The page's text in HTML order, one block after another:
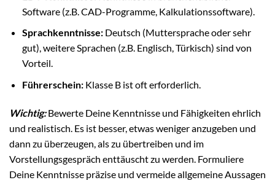
Software (z.B. CAD-Programme, Kalkulationssoftware).
Sprachkenntnisse:Deutsch (Muttersprache oder sehr
gut), weitere Sprachen (z.B. Englisch, Türkisch) sind von
Vorteil.
Führerschein:Klasse B ist oft erforderlich.
Wichtig:Bewerte Deine Kenntnisse und Fähigkeiten ehrlich
und realistisch. Es ist besser, etwas weniger anzugeben und
dann zu überzeugen, als zu übertreiben und im
Vorstellungsgespräch enttäuscht zu werden. Formuliere
Deine Kenntnisse präzise und vermeide allgemeine Aussagen